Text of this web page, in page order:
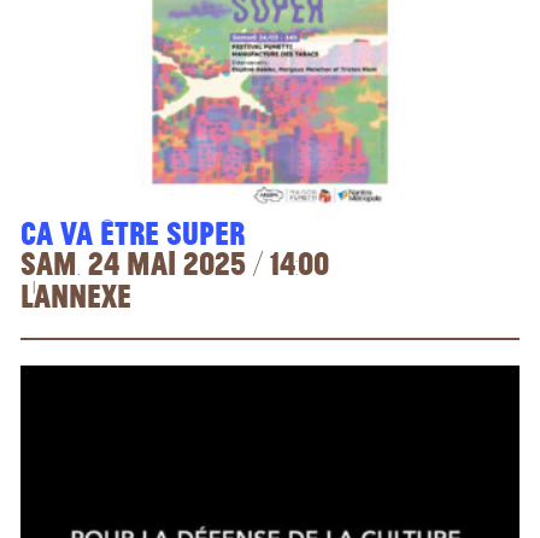
Ca va être super
sam. 24 mai 2025 / 14:00
L'Annexe